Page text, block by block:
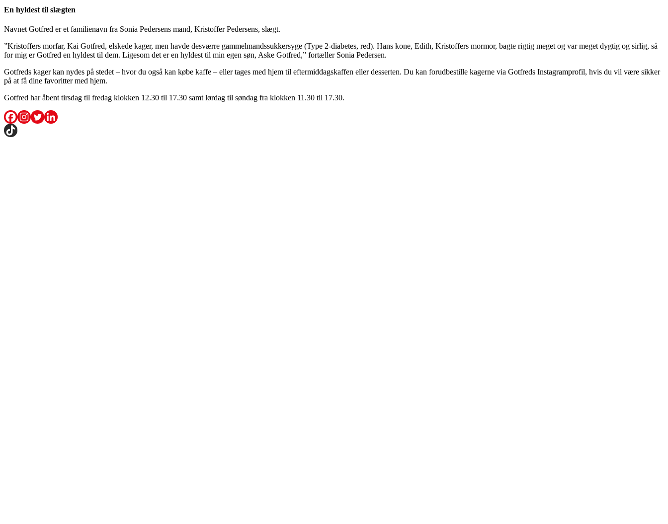
En hyldest til slægten
Navnet Gotfred er et familienavn fra Sonia Pedersens mand, Kristoffer Pedersens, slægt.
”Kristoffers morfar, Kai Gotfred, elskede kager, men havde desværre gammelmandssukkersyge (Type 2-diabetes, red). Hans kone, Edith, Kristoffers mormor, bagte rigtig meget og var meget dygtig og sirlig, så
for mig er Gotfred en hyldest til dem. Ligesom det er en hyldest til min egen søn, Aske Gotfred,” fortæller Sonia Pedersen.
Gotfreds kager kan nydes på stedet – hvor du også kan købe kaffe – eller tages med hjem til eftermiddagskaffen eller desserten. Du kan forudbestille kagerne via Gotfreds Instagramprofil, hvis du vil være sikker
på at få dine favoritter med hjem.
Gotfred har åbent tirsdag til fredag klokken 12.30 til 17.30 samt lørdag til søndag fra klokken 11.30 til 17.30.